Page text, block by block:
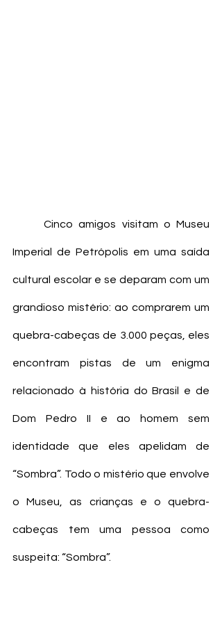
	Cinco amigos visitam o Museu
Imperial de Petrópolis em uma saída
cultural escolar e se deparam com um
grandioso mistério: ao comprarem um
quebra-cabeças de 3.000 peças, eles
encontram pistas de um enigma
relacionado à história do Brasil e de
Dom Pedro II e ao homem sem
identidade que eles apelidam de
“Sombra”. Todo o mistério que envolve
o Museu, as crianças e o quebra-
cabeças tem uma pessoa como
suspeita: “Sombra”.